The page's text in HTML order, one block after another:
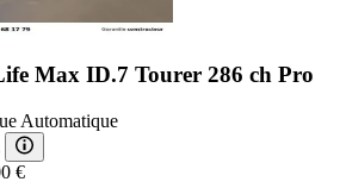
Max ID.7 Tourer 286 ch Pro
Automatique
€